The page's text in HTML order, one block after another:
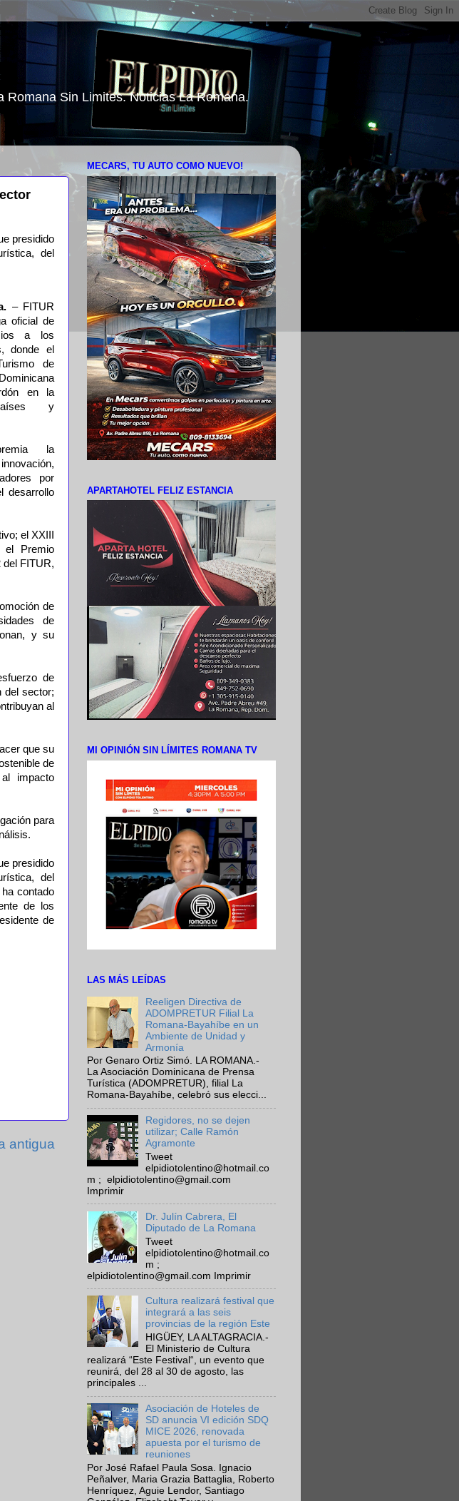
Romana Sin Limites. Noticias La Romana.
presidido
del
– FITUR
oficial de
a los
donde el
de
en la
y
la
por
desarrollo
el XXIII
el Premio
del FITUR,
de
de
y su
de
del sector;
al
que su
de
impacto
para
presidido
del
contado
de los
de
antigua
MECARS, TU AUTO COMO NUEVO!
APARTAHOTEL FELIZ ESTANCIA
MI OPINIÓN SIN LÍMITES ROMANA TV
LAS MÁS LEÍDAS
Reeligen Directiva de
ADOMPRETUR Filial La
Romana-Bayahíbe en un
Ambiente de Unidad y
Armonía
Por Genaro Ortiz Simó. LA ROMANA.-
La Asociación Dominicana de Prensa
Turística (ADOMPRETUR), filial La
Romana-Bayahíbe, celebró sus elecci...
Regidores, no se dejen
utilizar; Calle Ramón
Agramonte
Tweet
elpidiotolentino@hotmail.co
m ; elpidiotolentino@gmail.com
Imprimir
Dr. Julín Cabrera, El
Diputado de La Romana
Tweet
elpidiotolentino@hotmail.co
m ;
elpidiotolentino@gmail.com Imprimir
Cultura realizará festival que
integrará a las seis
provincias de la región Este
HIGÜEY, LA ALTAGRACIA.-
El Ministerio de Cultura
realizará “Este Festival“, un evento que
reunirá, del 28 al 30 de agosto, las
principales ...
Asociación de Hoteles de
SD anuncia VI edición SDQ
MICE 2026, renovada
apuesta por el turismo de
reuniones
Por José Rafael Paula Sosa. Ignacio
Peñalver, Maria Grazia Battaglia, Roberto
Henríquez, Aguie Lendor, Santiago